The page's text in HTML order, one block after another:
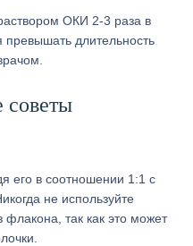
ОКИ 2-3 раза в
превышать длительность
советы
его в соотношении 1:1 с
не используйте
так как это может